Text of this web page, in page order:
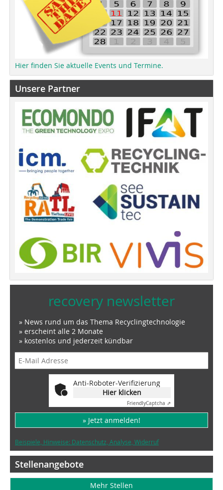
Hier finden Sie aktuelle Events und Termine.
Unsere Partner
recovery newsletter
» News rund um das Thema Recyclingtechnologie
» erscheint alle 2 Monate
» kostenlos und jederzeit kündbar
Anti-Roboter-Verifizierung
Hier klicken
FriendlyCaptcha ⇗
» Jetzt anmelden!
Beispiele, Hinweise: Datenschutz, Analyse, Widerruf
Stellenangebote
Mehr Stellen